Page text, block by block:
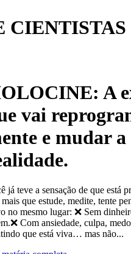
A
vai
e mudar a
já teve a sensação de que está
mais que estude, medite, tente
no mesmo lugar: ❌ Sem
Com ansiedade, culpa,
que está viva… mas não...